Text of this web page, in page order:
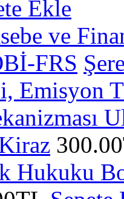
Ekle
ve
FRS
Emisyon
Hukuku